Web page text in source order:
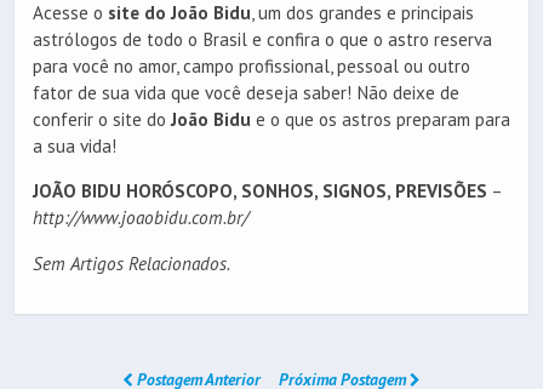
Acesse o site do João Bidu, um dos grandes e principais
astrólogos de todo o Brasil e confira o que o astro reserva
para você no amor, campo profissional, pessoal ou outro
fator de sua vida que você deseja saber! Não deixe de
conferir o site doJoão Bidu e o que os astros preparam para
a sua vida!
JOÃO BIDU HORÓSCOPO, SONHOS, SIGNOS, PREVISÕES –
http://www.joaobidu.com.br/
Sem Artigos Relacionados.
Postagem Anterior Próxima Postagem